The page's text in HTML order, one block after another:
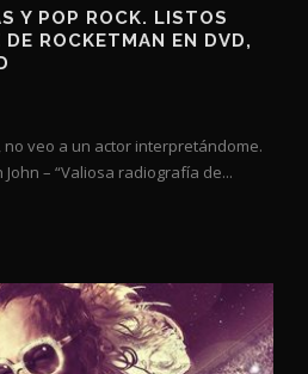
Y POP ROCK. LISTOS
DE ROCKETMAN EN DVD,
no veo a un actor interpretándome.
John – “Valiosa radiografía de...